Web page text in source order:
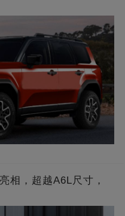
相，超越A6L尺寸，